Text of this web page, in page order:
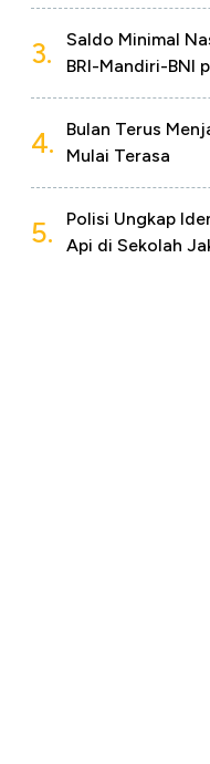
3.
Saldo Minimal
BRI-Mandiri-BNI
4.
Bulan Terus
Mulai Terasa
5.
Polisi Ungkap
Api di Sekolah